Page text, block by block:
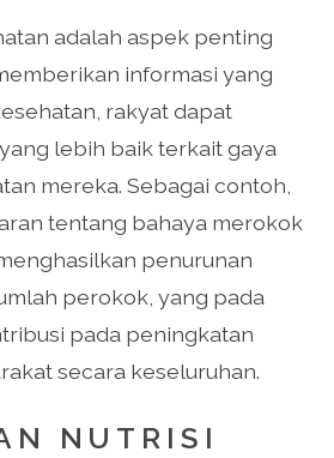
adalah aspek penting
informasi yang
rakyat dapat
lebih baik terkait gaya
mereka. Sebagai contoh,
tentang bahaya merokok
penurunan
perokok, yang pada
pada peningkatan
secara keseluruhan.
NUTRISI